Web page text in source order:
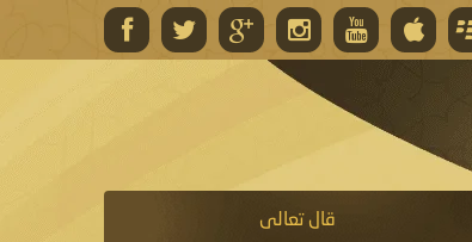
قال تعالى